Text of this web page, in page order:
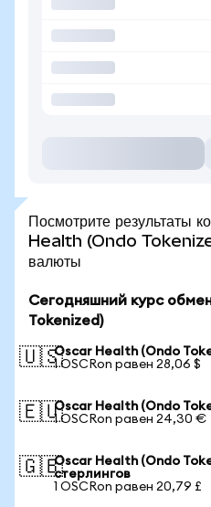
Посмотрите результаты
Health (Ondo
валюты
Сегодняшний курс
Tokenized)
🇺🇸Oscar Health (Ondo
1 OSCRon равен 28,06 $
🇪🇺Oscar Health (Ondo
1 OSCRon равен 24,30 €
🇬🇧Oscar Health (Ondo
стерлингов
1 OSCRon равен 20,79 £